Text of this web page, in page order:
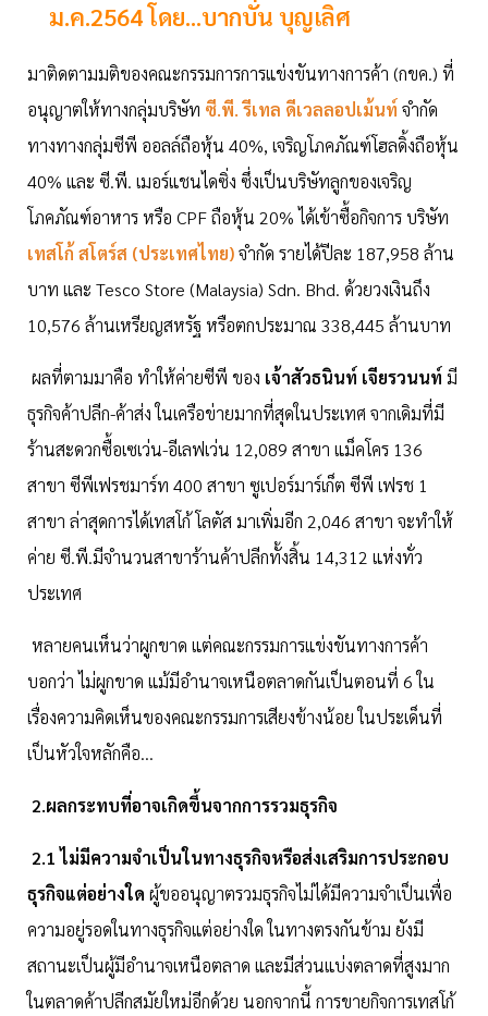
ม.ค.2564 โดย...บากบั่น บุญเลิศ
มาติดตามมติของคณะกรรมการการแข่งขันทางการค้า (กขค.) ที่
อนุญาตให้ทางกลุ่มบริษัท ซี.พี. รีเทล ดีเวลลอปเม้นท์ จำกัด
ทางทางกลุ่มซีพี ออลล์ถือหุ้น 40%, เจริญโภคภัณฑ์โฮลดิ้งถือหุ้น
40% และ ซี.พี. เมอร์แชนไดซิ่ง ซึ่งเป็นบริษัทลูกของเจริญ
โภคภัณฑ์อาหาร หรือ CPF ถือหุ้น 20% ได้เข้าซื้อกิจการ บริษัท
เทสโก้ สโตร์ส (ประเทศไทย)จำกัด รายได้ปีละ 187,958 ล้าน
บาท และ Tesco Store (Malaysia) Sdn. Bhd. ด้วยวงเงินถึง
10,576 ล้านเหรียญสหรัฐ หรือตกประมาณ 338,445 ล้านบาท
ผลที่ตามมาคือ ทำให้ค่ายซีพี ของ เจ้าสัวธนินท์ เจียรวนนท์ มี
ธุรกิจค้าปลีก-ค้าส่ง ในเครือข่ายมากที่สุดในประเทศ จากเดิมที่มี
ร้านสะดวกซื้อเซเว่น-อีเลฟเว่น 12,089 สาขา แม็คโคร 136
สาขา ซีพีเฟรชมาร์ท 400 สาขา ซูเปอร์มาร์เก็ต ซีพี เฟรช 1
สาขา ล่าสุดการได้เทสโก้ โลตัส มาเพิ่มอีก 2,046 สาขา จะทำให้
ค่าย ซี.พี.มีจำนวนสาขาร้านค้าปลีกทั้งสิ้น 14,312 แห่งทั่ว
ประเทศ
หลายคนเห็นว่าผูกขาด แต่คณะกรรมการแข่งขันทางการค้า
บอกว่า ไม่ผูกขาด แม้มีอำนาจเหนือตลาดกันเป็นตอนที่ 6 ใน
เรื่องความคิดเห็นของคณะกรรมการเสียงข้างน้อย ในประเด็นที่
เป็นหัวใจหลักคือ...
2.ผลกระทบที่อาจเกิดขึ้นจากการรวมธุรกิจ
2.1 ไม่มีความจำเป็นในทางธุรกิจหรือส่งเสริมการประกอบ
ธุรกิจแต่อย่างใด ผู้ขออนุญาตรวมธุรกิจไม่ได้มีความจำเป็นเพื่อ
ความอยู่รอดในทางธุรกิจแต่อย่างใด ในทางตรงกันข้าม ยังมี
สถานะเป็นผู้มีอำนาจเหนือตลาด และมีส่วนแบ่งตลาดที่สูงมาก
ในตลาดค้าปลีกสมัยใหม่อีกด้วย นอกจากนี้ การขายกิจการเทสโก้